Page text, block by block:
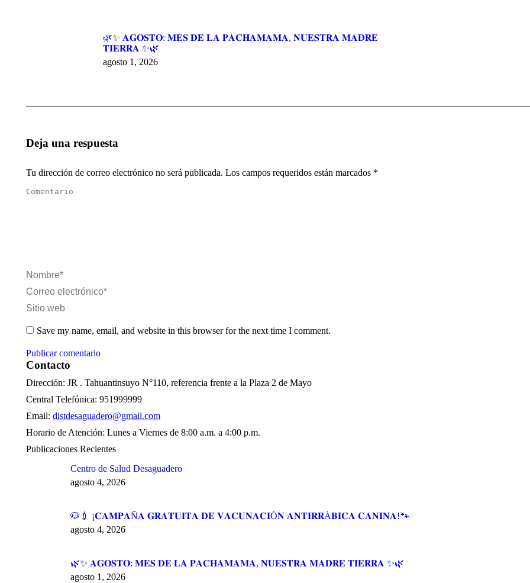
🌿✨ 𝐀𝐆𝐎𝐒𝐓𝐎: 𝐌𝐄𝐒 𝐃𝐄 𝐋𝐀 𝐏𝐀𝐂𝐇𝐀𝐌𝐀𝐌𝐀, 𝐍𝐔𝐄𝐒𝐓𝐑𝐀 𝐌𝐀𝐃𝐑𝐄
𝐓𝐈𝐄𝐑𝐑𝐀 ✨🌿
agosto 1, 2026
Deja una respuesta
Tu dirección de correo electrónico no será publicada. Los campos requeridos están marcados *
Comentario
Nombre *
Correo electrónico *
Sitio web
Save my name, email, and website in this browser for the next time I comment.
Publicar comentario
Contacto
Dirección: JR . Tahuantinsuyo N°110, referencia frente a la Plaza 2 de Mayo
Central Telefónica: 951999999
Email: distdesaguadero@gmail.com
Horario de Atención: Lunes a Viernes de 8:00 a.m. a 4:00 p.m.
Publicaciones Recientes
Centro de Salud Desaguadero
agosto 4, 2026
🐶💉 ¡𝐂𝐀𝐌𝐏𝐀Ñ𝐀 𝐆𝐑𝐀𝐓𝐔𝐈𝐓𝐀 𝐃𝐄 𝐕𝐀𝐂𝐔𝐍𝐀𝐂𝐈Ó𝐍 𝐀𝐍𝐓𝐈𝐑𝐑Á𝐁𝐈𝐂𝐀 𝐂𝐀𝐍𝐈𝐍𝐀!🐾
agosto 4, 2026
🌿✨ 𝐀𝐆𝐎𝐒𝐓𝐎: 𝐌𝐄𝐒 𝐃𝐄 𝐋𝐀 𝐏𝐀𝐂𝐇𝐀𝐌𝐀𝐌𝐀, 𝐍𝐔𝐄𝐒𝐓𝐑𝐀 𝐌𝐀𝐃𝐑𝐄 𝐓𝐈𝐄𝐑𝐑𝐀 ✨🌿
agosto 1, 2026